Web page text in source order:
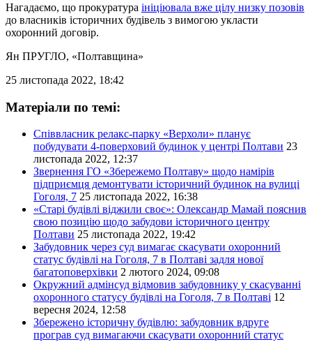
Нагадаємо, що прокуратура ініціювала вже цілу низку позовів
до власників історичних будівель з вимогою укласти
охоронний договір.
Ян ПРУГЛО, «Полтавщина»
25 листопада 2022, 18:42
Матеріали по темі:
Співвласник релакс-парку «Верхоли» планує
побудувати 4-поверховий будинок у центрі Полтави 23
листопада 2022, 12:37
Звернення ГО «Збережемо Полтаву» щодо намірів
підприємця демонтувати історичний будинок на вулиці
Гоголя, 7 25 листопада 2022, 16:38
«Старі будівлі віджили своє»: Олександр Мамай пояснив
свою позицію щодо забудови історичного центру
Полтави 25 листопада 2022, 19:42
Забудовник через суд вимагає скасувати охоронний
статус будівлі на Гоголя, 7 в Полтаві задля нової
багатоповерхівки 2 лютого 2024, 09:08
Окружний адмінсуд відмовив забудовнику у скасуванні
охоронного статусу будівлі на Гоголя, 7 в Полтаві 12
вересня 2024, 12:58
Збережено історичну будівлю: забудовник вдруге
програв суд вимагаючи скасувати охоронний статус